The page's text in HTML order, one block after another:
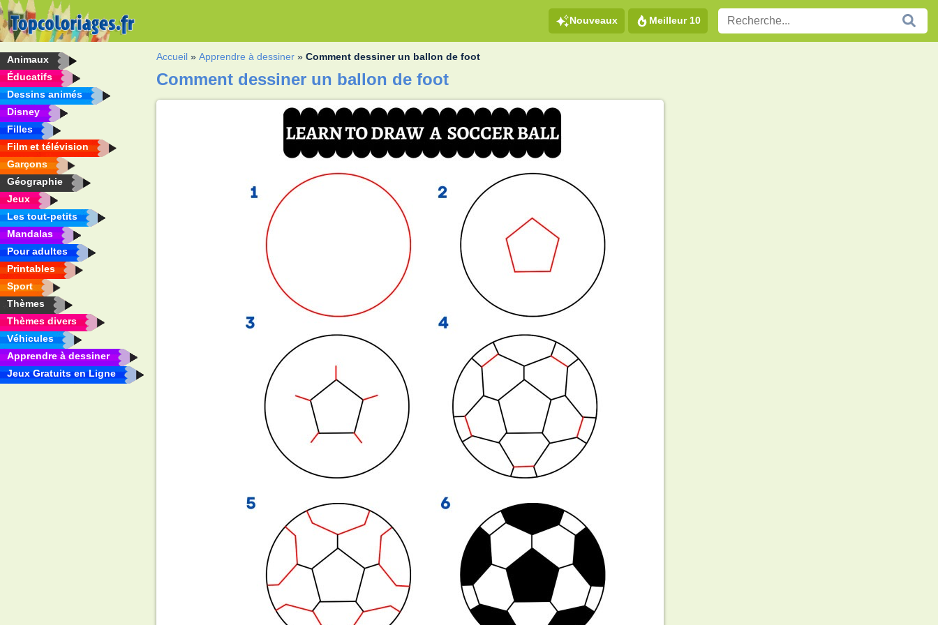
Nouveaux Meilleur 10
Animaux
Éducatifs
Dessins animés
Disney
Filles
Film et télévision
Garçons
Géographie
Jeux
Les tout-petits
Mandalas
Pour adultes
Printables
Sport
Thèmes
Thèmes divers
Véhicules
Apprendre à dessiner
Jeux Gratuits en Ligne
Accueil »Apprendre à dessiner »Comment dessiner un ballon de foot
Comment dessiner un ballon de foot